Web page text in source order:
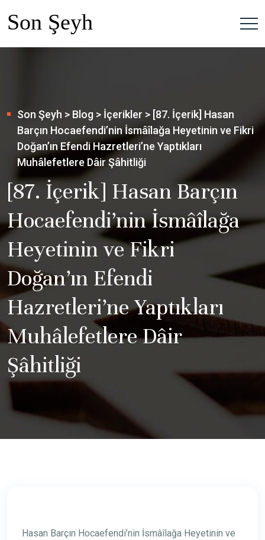
Son Şeyh > Blog > İçerikler > [87. İçerik] Hasan
Barçın Hocaefendi’nin İsmâîlağa Heyetinin ve Fikri
Doğan’ın Efendi Hazretleri’ne Yaptıkları
Muhâlefetlere Dâir Şâhitliği
[87. İçerik] Hasan Barçın
Hocaefendi’nin İsmâîlağa
Heyetinin ve Fikri
Doğan’ın Efendi
Hazretleri’ne Yaptıkları
Muhâlefetlere Dâir
Şâhitliği
Hasan Barçın Hocaefendi’nin İsmâîlağa Heyetinin ve